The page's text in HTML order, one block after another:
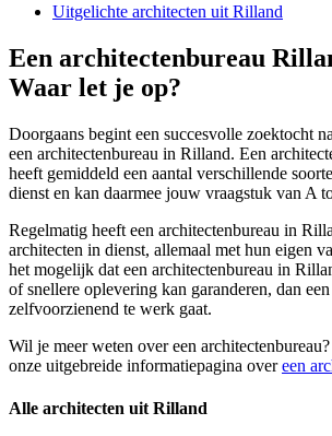
Uitgelichte architecten uit Rilland
Een architectenbureau
Waar let je op?
Doorgaans begint een succesvolle zoektocht
een architectenbureau in Rilland. Een
heeft gemiddeld een aantal verschillende
dienst en kan daarmee jouw vraagstuk van A
Regelmatig heeft een architectenbureau in
architecten in dienst, allemaal met hun eigen
het mogelijk dat een architectenbureau in
of snellere oplevering kan garanderen, dan
zelfvoorzienend te werk gaat.
Wil je meer weten over een
onze uitgebreide informatiepagina overeen
Alle architecten uit Rilland